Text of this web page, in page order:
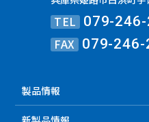
TEL 079-
FAX 079-246-
製品情報